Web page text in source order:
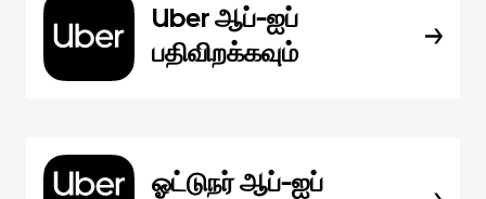
Uber ஆப்-ஐப்
பதிவிறக்கவும்
ஓட்டுநர் ஆப்-ஐப்